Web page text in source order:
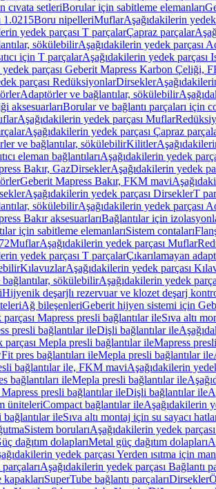
cıvata setleriBorular için sabitleme elemanları
1.0215Boru nipelleriMuflarAşağıdakilerin
yedek parçası T parçalarÇapraz parçalar
sökülebilirAşağıdakilerin yedek parçası
için T parçalarAşağıdakilerin yedek parçası
yedek parçası Geberit Mapress Karbon Çeliği,
parçası RedüksiyonlarDirsekler
Adaptörler ve bağlantılar, sökülebilir
aksesuarlarıBorular ve bağlantı parçaları için
Aşağıdakilerin yedek parçası Muflar
Aşağıdakilerin yedek parçası Çapraz
ve bağlantılar, sökülebilirKilitler
eleman bağlantılarıAşağıdakilerin yedek
Bakır, GazDirseklerAşağıdakilerin yedek
Geberit Mapress Bakır, FKM mavi
Aşağıdakilerin yedek parçası DirseklerT
sökülebilirAşağıdakilerin yedek parçası
Bakır aksesuarlarıBağlantılar için
için sabitleme elemanlarıSistem contaları
MuflarAşağıdakilerin yedek parçası Muflar
yedek parçası T parçalarÇıkarılamayan
KılavuzlarAşağıdakilerin yedek parçası
sökülebilirAşağıdakilerin yedek
Hijyenik deşarjlı rezervuar ve klozet deşarj
Ağ bileşenleriGeberit hijyen sistemi için
Mapress presli bağlantılar ileSıva altı
presli bağlantılar ileDişli bağlantılar ile
parçası Mepla presli bağlantılar ileMapress
pres bağlantıları ileMepla presli bağlantılar ile
bağlantılar ile, FKM maviAşağıdakilerin
bağlantıları ileMepla presli bağlantılar ile
presli bağlantılar ileDişli bağlantılar ile
üniteleriCompact bağlantılar ileAşağıdakilerin
bağlantılar ileSıva altı montaj için su sayacı
Sistem borularıAşağıdakilerin yedek
dağıtım dolaplarıMetal güç dağıtım dolapları
yedek parçası Yerden ısıtma için
Aşağıdakilerin yedek parçası Bağlantı
kapaklarıSuperTube bağlantı parçalarıDirsekler